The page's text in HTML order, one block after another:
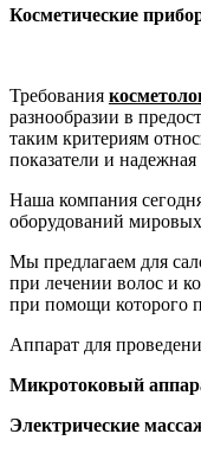
Косметические
Требования
разнообразии в
таким критериям
показатели и
Наша компания
оборудований
Мы предлагаем для
при лечении волос и
при помощи которого
Аппарат для
Микротоковый
Электрические